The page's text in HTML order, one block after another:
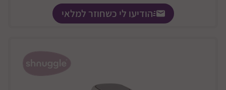
הודיעו לי כשחוזר למלאי